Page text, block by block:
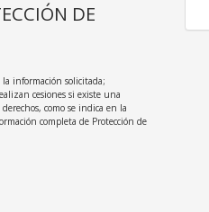
DE
información solicitada;
cesiones si existe una
como se indica en la
completa de Protección de